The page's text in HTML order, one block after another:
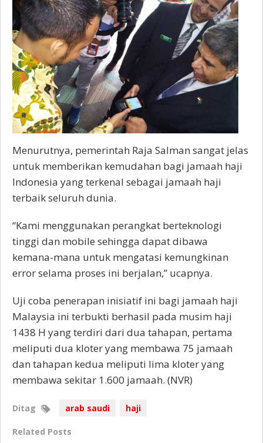
Menurutnya, pemerintah Raja Salman sangat jelas
untuk memberikan kemudahan bagi jamaah haji
Indonesia yang terkenal sebagai jamaah haji
terbaik seluruh dunia.
“Kami menggunakan perangkat berteknologi
tinggi dan mobile sehingga dapat dibawa
kemana-mana untuk mengatasi kemungkinan
error selama proses ini berjalan,” ucapnya.
Uji coba penerapan inisiatif ini bagi jamaah haji
Malaysia ini terbukti berhasil pada musim haji
1438 H yang terdiri dari dua tahapan, pertama
meliputi dua kloter yang membawa 75 jamaah
dan tahapan kedua meliputi lima kloter yang
membawa sekitar 1.600 jamaah. (NVR)
Ditag arab saudi haji
Related Posts